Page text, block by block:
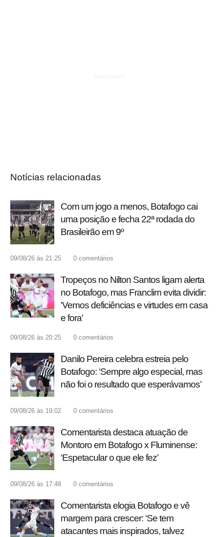
Notícias relacionadas
Com um jogo a menos, Botafogo cai
uma posição e fecha 22ª rodada do
Brasileirão em 9º
09/08/26 às 21:25 0 comentários
Tropeços no Nilton Santos ligam alerta
no Botafogo, mas Franclim evita dividir:
'Vemos deficiências e virtudes em casa
e fora'
09/08/26 às 20:25 0 comentários
Danilo Pereira celebra estreia pelo
Botafogo: ‘Sempre algo especial, mas
não foi o resultado que esperávamos’
09/08/26 às 19:02 0 comentários
Comentarista destaca atuação de
Montoro em Botafogo x Fluminense:
‘Espetacular o que ele fez’
09/08/26 às 17:48 0 comentários
Comentarista elogia Botafogo e vê
margem para crescer: ‘Se tem
atacantes mais inspirados, talvez